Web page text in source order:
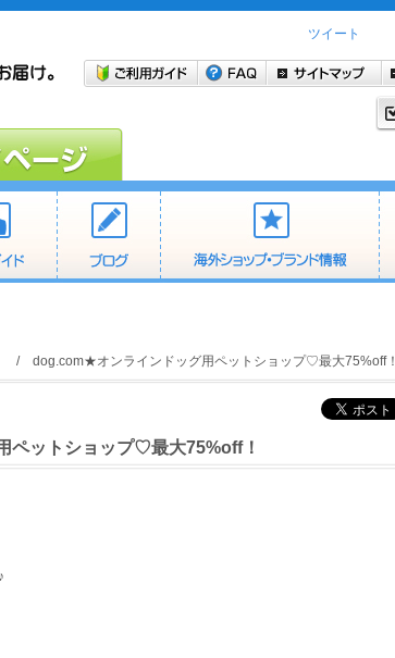
ツイート
/ dog.com★オンラインドッグ用ペットショップ♡最大75%off！
ットショップ♡最大75%off！